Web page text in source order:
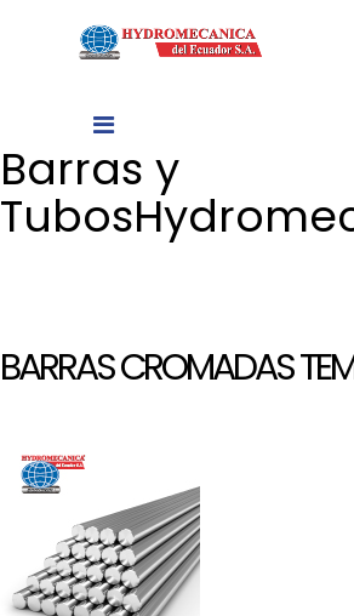
Barras y
Tubos
BARRAS CROMADAS